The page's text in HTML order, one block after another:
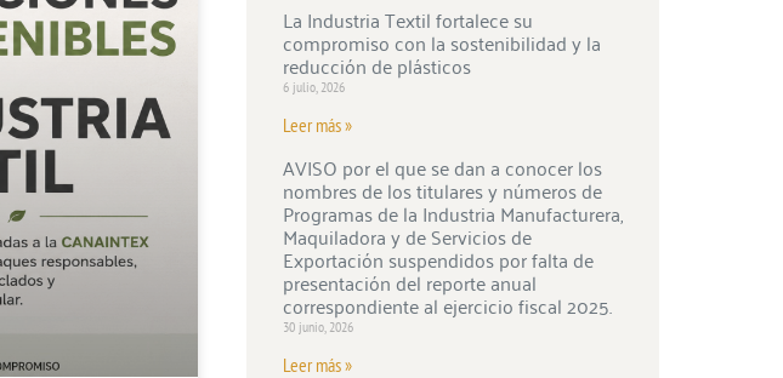
La Industria Textil fortalece su
compromiso con la sostenibilidad y la
reducción de plásticos
6 julio, 2026
Leer más »
AVISO por el que se dan a conocer los
nombres de los titulares y números de
Programas de la Industria Manufacturera,
Maquiladora y de Servicios de
Exportación suspendidos por falta de
presentación del reporte anual
correspondiente al ejercicio fiscal 2025.
30 junio, 2026
Leer más »